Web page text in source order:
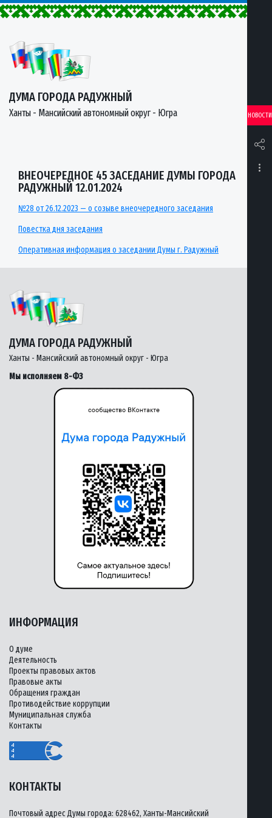
ДУМА ГОРОДА РАДУЖНЫЙ
Ханты - Мансийский автономный округ - Югра НОВОСТИ
ВНЕОЧЕРЕДНОЕ 45 ЗАСЕДАНИЕ ДУМЫ ГОРОДА
РАДУЖНЫЙ 12.01.2024
№28 от 26.12.2023 — о созыве внеочередного заседания
Повестка дня заседания
Оперативная информация о заседании Думы г. Радужный
ДУМА ГОРОДА РАДУЖНЫЙ
Ханты - Мансийский автономный округ - Югра
Мы исполняем 8-ФЗ
КОНТАКТЫ
Почтовый адрес Думы города: 628462, Ханты-Мансийский
ИНФОРМАЦИЯ
О думе
Деятельность
Проекты правовых актов
Правовые акты
Обращения граждан
Противодействие коррупции
Муниципальная служба
Контакты